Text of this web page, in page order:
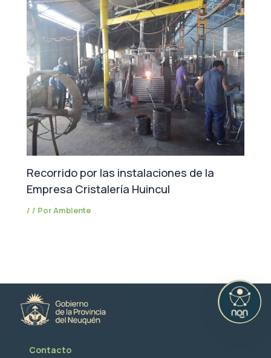
Recorrido por las instalaciones de la
Empresa Cristalería Huincul
/ / PorAmbiente
Contacto